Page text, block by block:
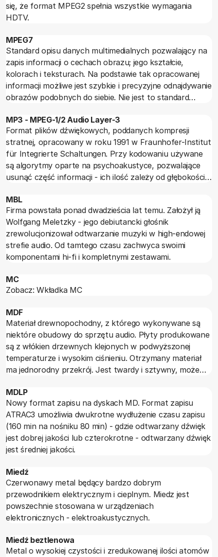
się, że format MPEG2 spełnia wszystkie wymagania
HDTV.
MPEG7
Standard opisu danych multimedialnych pozwalający na
zapis informacji o cechach obrazu; jego kształcie,
kolorach i teksturach. Na podstawie tak opracowanej
informacji możliwe jest szybkie i precyzyjne odnajdywanie
obrazów podobnych do siebie. Nie jest to standard
dźwięku.
MP3 - MPEG-1/2 Audio Layer-3
Format plików dźwiękowych, poddanych kompresji
stratnej, opracowany w roku 1991 w Fraunhofer-Institut
für Integrierte Schaltungen. Przy kodowaniu używane
są algorytmy oparte na psychoakustyce, pozwalające
usunąć część informacji - ich ilość zależy od głębokości
jak przed kodowaniem.
MBL
Firma powstała ponad dwadzieścia lat temu. Założył ją
Wolfgang Meletzky - jego debiutancki głośnik
zrewolucjonizował odtwarzanie muzyki w high-endowej
strefie audio. Od tamtego czasu zachwyca swoimi
komponentami hi-fi i kompletnymi zestawami.
MC
Zobacz: Wkładka MC
MDF
Materiał drewnopochodny, z którego wykonywane są
niektóre obudowy do sprzętu audio. Płyty produkowane
są z włókien drzewnych klejonych w podwyższonej
temperaturze i wysokim ciśnieniu. Otrzymany materiał
ma jednorodny przekrój. Jest twardy i sztywny, może
lakierem.
MDLP
Nowy format zapisu na dyskach MD. Format zapisu
ATRAC3 umożliwia dwukrotne wydłużenie czasu zapisu
(160 min na nośniku 80 min) - gdzie odtwarzany dźwięk
jest dobrej jakości lub czterokrotne - odtwarzany dźwięk
jest średniej jakości.
Miedź
Czerwonawy metal będący bardzo dobrym
przewodnikiem elektrycznym i cieplnym. Miedz jest
powszechnie stosowana w urządzeniach
elektronicznych - elektroakustycznych.
Miedź beztlenowa
Metal o wysokiej czystości i zredukowanej ilości atomów